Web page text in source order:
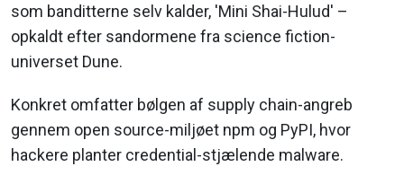
som banditterne selv kalder, 'Mini Shai-Hulud' –
opkaldt efter sandormene fra science fiction-
universet Dune.
Konkret omfatter bølgen af supply chain-angreb
gennem open source-miljøet npm og PyPI, hvor
hackere planter credential-stjælende malware.